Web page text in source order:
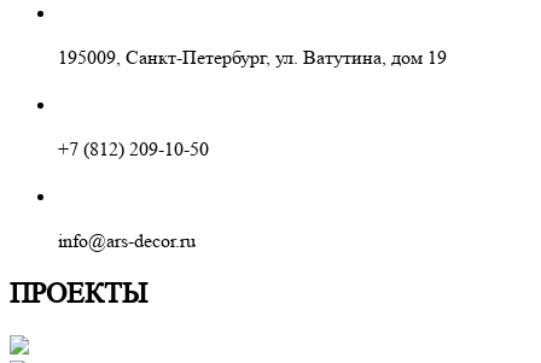
195009, Санкт-Петербург, ул. Ватутина, дом 19
+7 (812) 209-10-50
info@ars-decor.ru
ПРОЕКТЫ